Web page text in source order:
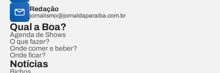
Redação
jornalismo@jornaldaparaiba.com.br
Qual a Boa?
Agenda de Shows
O que fazer?
Onde comer e beber?
Onde ficar?
Notícias